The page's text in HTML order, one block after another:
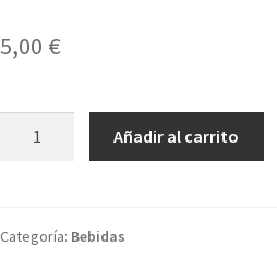
5,00 €
cantidad
Añadir al carrito
Categoría: Bebidas